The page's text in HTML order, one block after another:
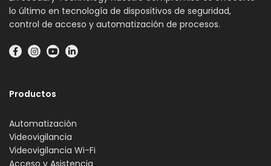
lo último en tecnología de dispositivos de seguridad,
control de acceso y automatización de procesos.
Productos
Automatización
Videovigilancia
Videovigilancia Wi-Fi
Acceso y Asistencia